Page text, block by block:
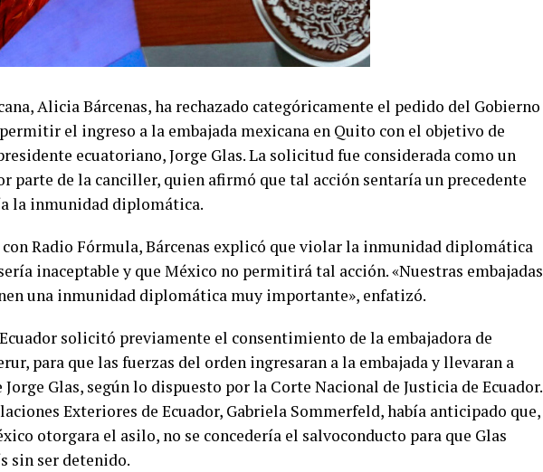
Alicia Bárcenas, ha rechazado categóricamente el pedido del Gobierno
el ingreso a la embajada mexicana en Quito con el objetivo de
ecuatoriano, Jorge Glas. La solicitud fue considerada como un
parte de la canciller, quien afirmó que tal acción sentaría un precedente
la inmunidad diplomática.
Radio Fórmula, Bárcenas explicó que violar la inmunidad diplomática
inaceptable y que México no permitirá tal acción. «Nuestras embajadas
una inmunidad diplomática muy importante», enfatizó.
solicitó previamente el consentimiento de la embajadora de
para que las fuerzas del orden ingresaran a la embajada y llevaran a
Jorge Glas, según lo dispuesto por la Corte Nacional de Justicia de Ecuador.
Exteriores de Ecuador, Gabriela Sommerfeld, había anticipado que,
otorgara el asilo, no se concedería el salvoconducto para que Glas
sin ser detenido.